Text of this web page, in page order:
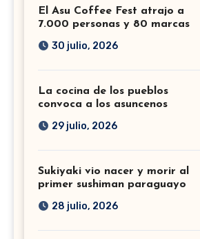
El Asu Coffee Fest atrajo a
7.000 personas y 80 marcas
30 julio, 2026
La cocina de los pueblos
convoca a los asuncenos
29 julio, 2026
Sukiyaki vio nacer y morir al
primer sushiman paraguayo
28 julio, 2026